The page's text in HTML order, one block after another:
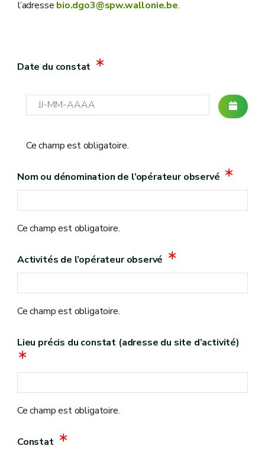
l’adresse bio.dgo3@spw.wallonie.be.
Date du constat
Ce champ est obligatoire.
Nom ou dénomination de l’opérateur observé
Ce champ est obligatoire.
Activités de l’opérateur observé
Ce champ est obligatoire.
Lieu précis du constat (adresse du site d’activité)
Ce champ est obligatoire.
Constat